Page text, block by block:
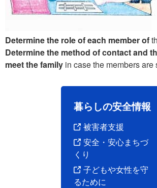
Determine the role of each member of
Determine the method of contact and
meet the family in case the members are
暮らしの安全情報
被害者支援
安全・安心まちづ
くり
子どもや女性を守
るために